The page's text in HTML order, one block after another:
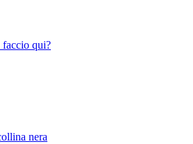
faccio qui?
nera